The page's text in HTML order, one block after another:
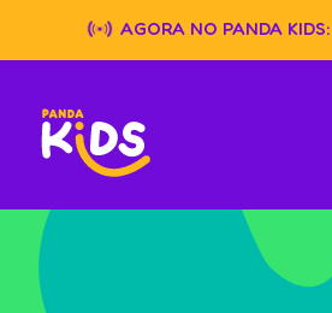
content
AGORA NO PANDA KIDS: